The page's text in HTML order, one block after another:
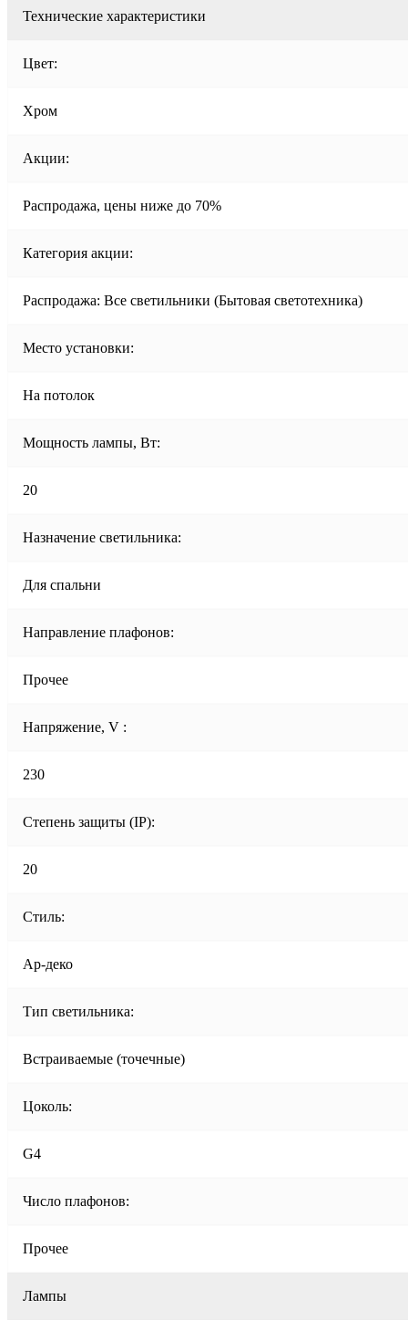
Технические характеристики
Цвет:
Хром
Акции:
Распродажа, цены ниже до 70%
Категория акции:
Распродажа: Все светильники (Бытовая светотехника)
Место установки:
На потолок
Мощность лампы, Вт:
20
Назначение светильника:
Для спальни
Направление плафонов:
Прочее
Напряжение, V :
230
Степень защиты (IP):
20
Стиль:
Ар-деко
Тип светильника:
Встраиваемые (точечные)
Цоколь:
G4
Число плафонов:
Прочее
Лампы